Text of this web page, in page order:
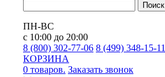
Поиск
ПН-ВС
с 10:00 до 20:00
8 (800) 302-77-06 8 (499) 348-15-11
КОРЗИНА
0 товаров. Заказать звонок